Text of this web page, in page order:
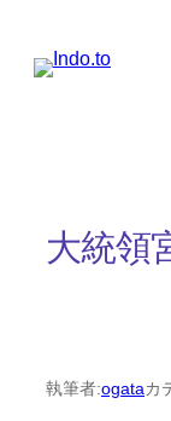
大統領
執筆者:ogataカ